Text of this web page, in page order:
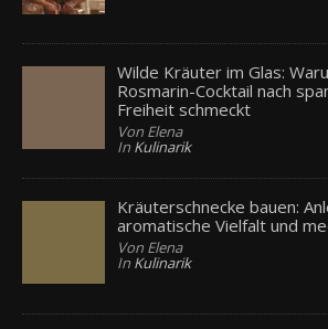
Wilde Kräuter im Glas:
Rosmarin-Cocktail nach
Freiheit schmeckt
Von Elena
In Kulinarik
Kräuterschnecke bauen:
aromatische Vielfalt und
Von Elena
In Kulinarik